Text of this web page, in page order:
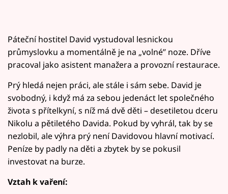
Páteční hostitel David vystudoval lesnickou
průmyslovku a momentálně je na „volné’’ noze. Dříve
pracoval jako asistent manažera a provozní restaurace.
Prý hledá nejen práci, ale stále i sám sebe. David je
svobodný, i když má za sebou jedenáct let společného
života s přítelkyní, s níž má dvě děti – desetiletou dceru
Nikolu a pětiletého Davida. Pokud by vyhrál, tak by se
nezlobil, ale výhra prý není Davidovou hlavní motivací.
Peníze by padly na děti a zbytek by se pokusil
investovat na burze.
Vztah k vaření: